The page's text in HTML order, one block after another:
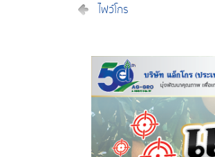
ไฟว์โกร